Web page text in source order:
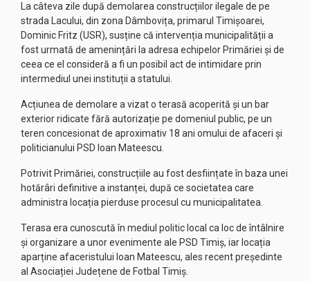
La câteva zile după demolarea construcțiilor ilegale de pe
strada Lacului, din zona Dâmbovița, primarul Timișoarei,
Dominic Fritz (USR), susține că intervenția municipalității a
fost urmată de amenințări la adresa echipelor Primăriei și de
ceea ce el consideră a fi un posibil act de intimidare prin
intermediul unei instituții a statului.
Acțiunea de demolare a vizat o terasă acoperită și un bar
exterior ridicate fără autorizație pe domeniul public, pe un
teren concesionat de aproximativ 18 ani omului de afaceri și
politicianului PSD Ioan Mateescu.
Potrivit Primăriei, construcțiile au fost desființate în baza unei
hotărâri definitive a instanței, după ce societatea care
administra locația pierduse procesul cu municipalitatea.
Terasa era cunoscută în mediul politic local ca loc de întâlnire
și organizare a unor evenimente ale PSD Timiș, iar locația
aparține afaceristului Ioan Mateescu, ales recent președinte
al Asociației Județene de Fotbal Timiș.